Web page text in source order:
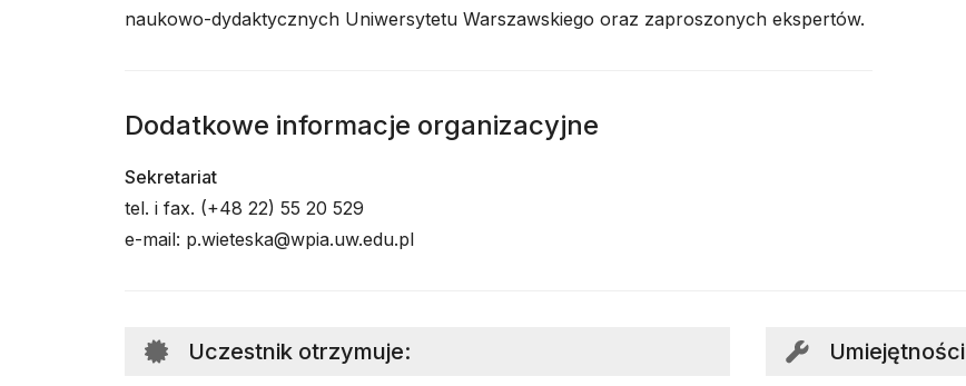
naukowo-dydaktycznych Uniwersytetu Warszawskiego oraz zaproszonych ekspertów.
Dodatkowe informacje organizacyjne
Sekretariat
tel. i fax. (+48 22) 55 20 529
e-mail: p.wieteska@wpia.uw.edu.pl
Uczestnik otrzymuje: Umiejętności